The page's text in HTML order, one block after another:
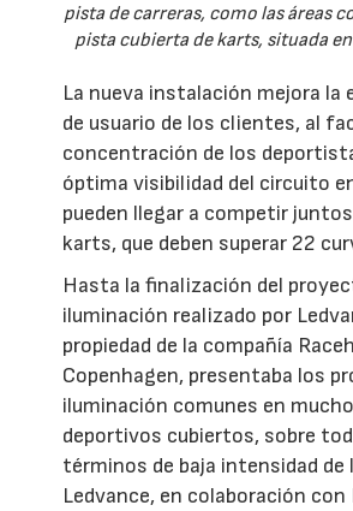
pista de carreras, como las áreas
pista cubierta de karts, situada
La nueva instalación mejora la
de usuario de los clientes, al
concentración de los
óptima visibilidad del circuito
pueden llegar a competir
karts, que deben superar 22
Hasta la finalización del
iluminación realizado por
propiedad de la compañía
Copenhagen, presentaba los
iluminación comunes en
deportivos cubiertos, sobre
términos de baja intensidad de
Ledvance, en colaboración